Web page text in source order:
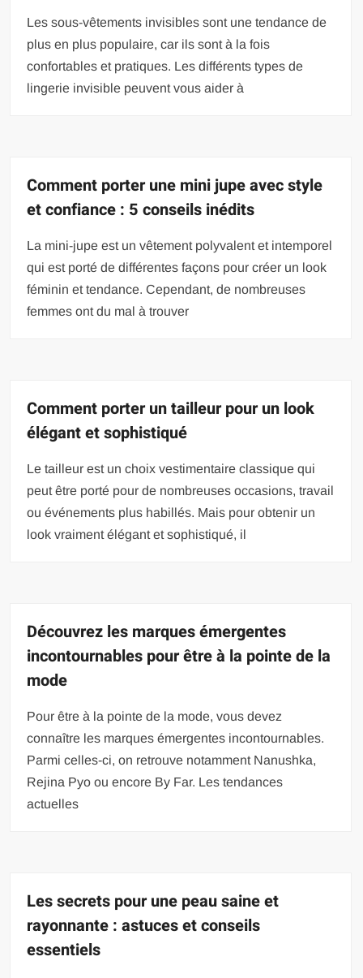
Les sous-vêtements invisibles sont une tendance de
plus en plus populaire, car ils sont à la fois
confortables et pratiques. Les différents types de
lingerie invisible peuvent vous aider à
Comment porter une mini jupe avec style
et confiance : 5 conseils inédits
La mini-jupe est un vêtement polyvalent et intemporel
qui est porté de différentes façons pour créer un look
féminin et tendance. Cependant, de nombreuses
femmes ont du mal à trouver
Comment porter un tailleur pour un look
élégant et sophistiqué
Le tailleur est un choix vestimentaire classique qui
peut être porté pour de nombreuses occasions, travail
ou événements plus habillés. Mais pour obtenir un
look vraiment élégant et sophistiqué, il
Découvrez les marques émergentes
incontournables pour être à la pointe de la
mode
Pour être à la pointe de la mode, vous devez
connaître les marques émergentes incontournables.
Parmi celles-ci, on retrouve notamment Nanushka,
Rejina Pyo ou encore By Far. Les tendances
actuelles
Les secrets pour une peau saine et
rayonnante : astuces et conseils
essentiels